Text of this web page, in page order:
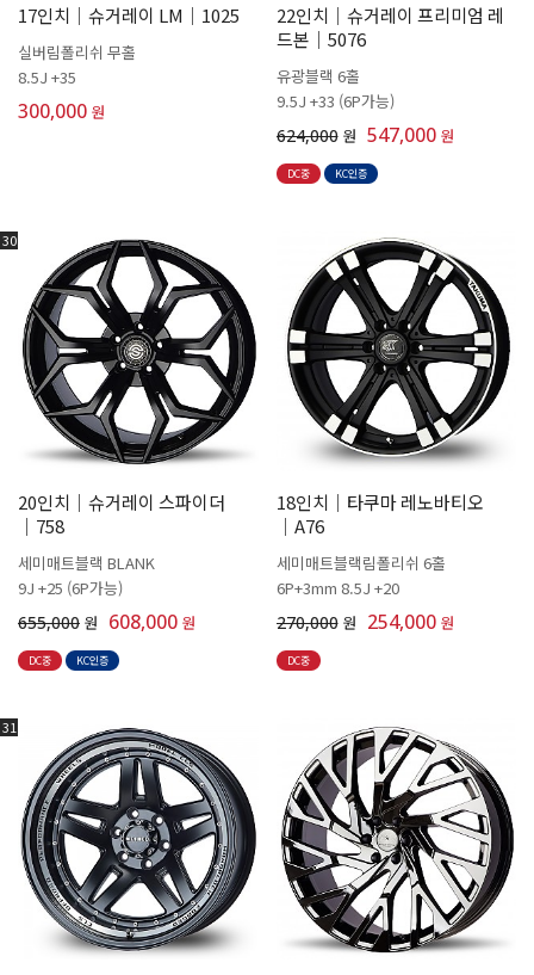
17인치│슈거레이 LM│1025
실버림폴리쉬 무홀
8.5J +35
300,000 원
22인치│슈거레이 프리미엄 레
드본│5076
유광블랙 6홀
9.5J +33 (6P가능)
624,000 원 547,000 원
DC중 KC인증
30
20인치│슈거레이 스파이더
│758
세미매트블랙 BLANK
9J +25 (6P가능)
655,000 원 608,000 원
DC중 KC인증
18인치│타쿠마 레노바티오
│A76
세미매트블랙림폴리쉬 6홀
6P+3mm 8.5J +20
270,000 원 254,000 원
DC중
31